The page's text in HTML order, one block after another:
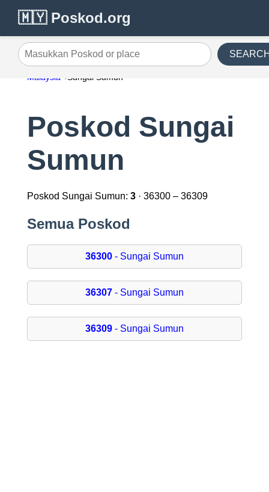
🇲🇾 Poskod.org
Masukkan Poskod or place
Malaysia Sungai Sumun
Poskod Sungai
Sumun
Poskod Sungai Sumun: 3· 36300 – 36309
Semua Poskod
36300- Sungai Sumun
36307- Sungai Sumun
36309- Sungai Sumun